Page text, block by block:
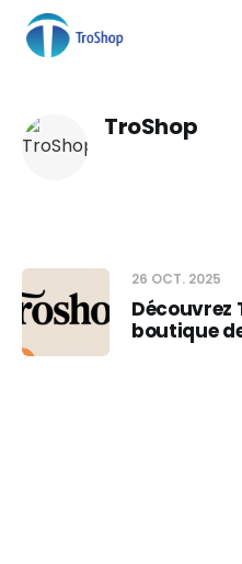
TroShop
26 OCT. 2025
Découvrez
boutique